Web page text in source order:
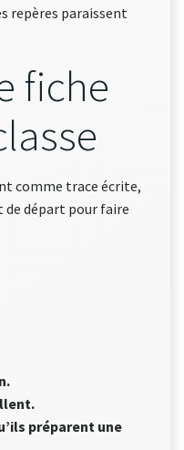
repères paraissent
fiche
comme trace écrite,
de départ pour faire
préparent une